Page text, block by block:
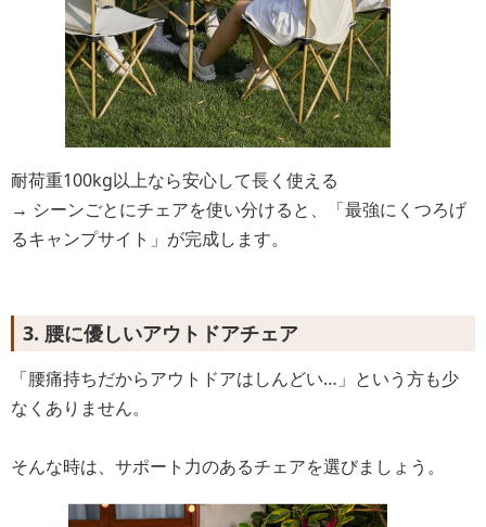
耐荷重100kg以上なら安心して長く使える
→ シーンごとにチェアを使い分けると、「最強にくつろげ
るキャンプサイト」が完成します。
3. 腰に優しいアウトドアチェア
「腰痛持ちだからアウトドアはしんどい…」という方も少
なくありません。
そんな時は、サポート力のあるチェアを選びましょう。